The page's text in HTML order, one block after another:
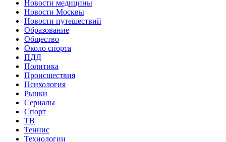
Новости медицины
Новости Москвы
Новости путешествий
Образование
Общество
Около спорта
ПДД
Политика
Происшествия
Психология
Рынки
Сериалы
Спорт
ТВ
Теннис
Технологии